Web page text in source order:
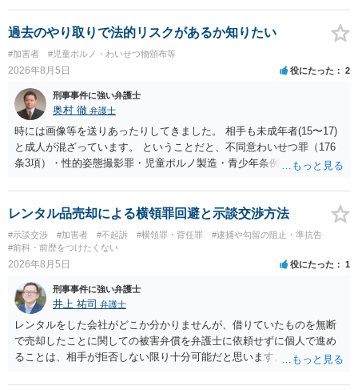
過去のやり取りで法的リスクがあるか知りたい
#加害者 #児童ポルノ・わいせつ物頒布等
2026年8月5日 役にたった 2
刑事事件に強い弁護士
奥村 徹 弁護士
時には画像等を送りあったりしてきました。 相手も未成年者(15〜17)
と成人が混ざっています。 ということだと、不同意わいせつ罪（176
条3項）・性的姿態撮影罪・児童ポルノ製造・青少年条例違反（わいせ
で、警察にバレれば、それなりの捜査を受けるでしょう。
レンタル品売却による横領罪回避と示談交渉方法
#示談交渉 #加害者 #不起訴 #横領罪・背任罪
#逮捕や勾留の阻止・準抗告
#前科・前歴をつけたくない
2026年8月5日 役にたった 1
刑事事件に強い弁護士
井上 祐司 弁護士
レンタルをした会社がどこか分かりませんが、借りていたものを無断
で売却したことに関しての被害弁償を弁護士に依頼せずに個人で進め
ることは、相手が拒否しない限り十分可能だと思います。 見積を出し